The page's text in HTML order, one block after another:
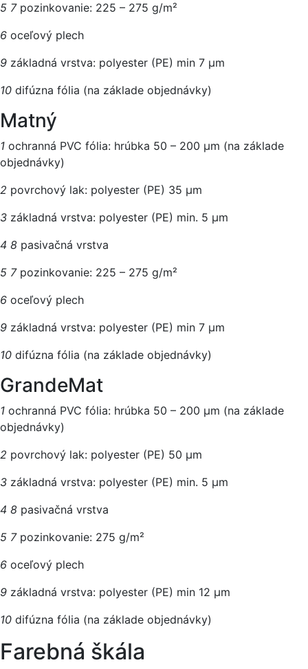
5 7pozinkovanie: 225 – 275 g/m²
6 oceľový plech
9 základná vrstva: polyester (PE) min 7 µm
10 difúzna fólia (na základe objednávky)
Matný
1 ochranná PVC fólia: hrúbka 50 – 200 μm (na základe
objednávky)
2 povrchový lak: polyester (PE) 35 µm
3 základná vrstva: polyester (PE) min. 5 µm
4 8 pasivačná vrstva
5 7pozinkovanie: 225 – 275 g/m²
6 oceľový plech
9 základná vrstva: polyester (PE) min 7 µm
10 difúzna fólia (na základe objednávky)
GrandeMat
1 ochranná PVC fólia: hrúbka 50 – 200 μm (na základe
objednávky)
2 povrchový lak: polyester (PE) 50 µm
3 základná vrstva: polyester (PE) min. 5 µm
4 8 pasivačná vrstva
5 7pozinkovanie: 275 g/m²
6 oceľový plech
9 základná vrstva: polyester (PE) min 12 µm
10 difúzna fólia (na základe objednávky)
Farebná škála